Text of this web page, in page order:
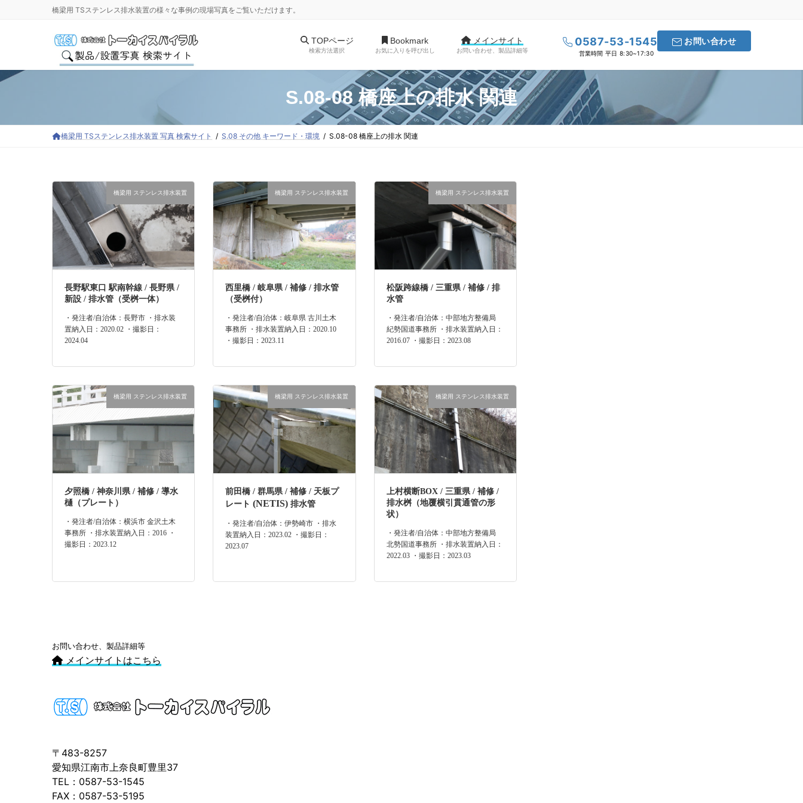
へ
ョ
橋梁用 TSステンレス排水装置の様々な事例の現場写真をご覧いただけます。
TOPページ
検索方法選択
Bookmark
お気に入りを呼び出し
メインサイト
お問い合わせ、製品詳細等
0587-53-1545
営業時間 平日 8:30~17:30
お問い合わせ
S.08-08 橋座上の排水 関連
橋梁用 TSステンレス排水装置 写真 検索サイト S.08 その他 キーワード・環境 S.08-08 橋座上の排水 関連
橋梁用 ステンレス排水装置
長野駅東口 駅南幹線 / 長野県 /
新設 / 排水管（受桝一体）
・発注者/自治体：長野市 ・排水装
置納入日：2020.02 ・撮影日：
2024.04
橋梁用 ステンレス排水装置
西里橋 / 岐阜県 / 補修 / 排水管
（受桝付）
・発注者/自治体：岐阜県 古川土木
事務所 ・排水装置納入日：2020.10
・撮影日：2023.11
橋梁用 ステンレス排水装置
松阪跨線橋 / 三重県 / 補修 / 排
水管
・発注者/自治体：中部地方整備局
紀勢国道事務所 ・排水装置納入日：
2016.07 ・撮影日：2023.08
橋梁用 ステンレス排水装置
夕照橋 / 神奈川県 / 補修 / 導水
樋（プレート）
・発注者/自治体：横浜市 金沢土木
事務所 ・排水装置納入日：2016 ・
撮影日：2023.12
橋梁用 ステンレス排水装置
前田橋 / 群馬県 / 補修 / 天板プ
レート(NETIS) 排水管
・発注者/自治体：伊勢崎市 ・排水
装置納入日：2023.02 ・撮影日：
2023.07
橋梁用 ステンレス排水装置
上村横断BOX / 三重県 / 補修 /
排水桝（地覆横引貫通管の形
状）
・発注者/自治体：中部地方整備局
北勢国道事務所 ・排水装置納入日：
2022.03 ・撮影日：2023.03
お問い合わせ、製品詳細等
メインサイトはこちら
〒483-8257
愛知県江南市上奈良町豊里37
TEL：0587-53-1545
FAX：0587-53-5195